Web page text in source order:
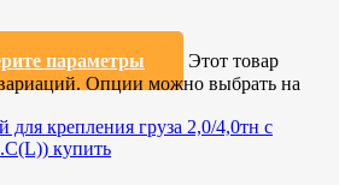
параметры
Этот товар
Опции можно выбрать на